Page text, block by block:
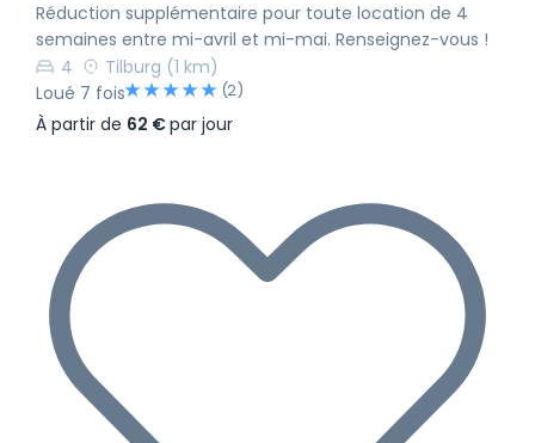
Réduction supplémentaire pour toute location de 4
semaines entre mi-avril et mi-mai. Renseignez-vous !
4
Tilburg (1 km)
Loué 7 fois
(2)
À partir de 62 €par jour